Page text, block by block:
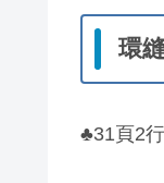
環
♣31頁2行